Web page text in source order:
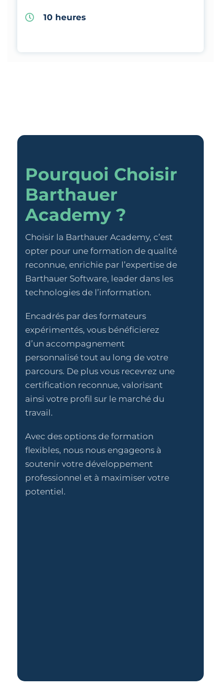
10 heures
Pourquoi Choisir
Barthauer
Academy ?
Choisir la Barthauer Academy, c’est
opter pour une formation de qualité
reconnue, enrichie par l’expertise de
Barthauer Software, leader dans les
technologies de l’information.
Encadrés par des formateurs
expérimentés, vous bénéficierez
d’un accompagnement
personnalisé tout au long de votre
parcours. De plus vous recevrez une
certification reconnue, valorisant
ainsi votre profil sur le marché du
travail.
Avec des options de formation
flexibles, nous nous engageons à
soutenir votre développement
professionnel et à maximiser votre
potentiel.